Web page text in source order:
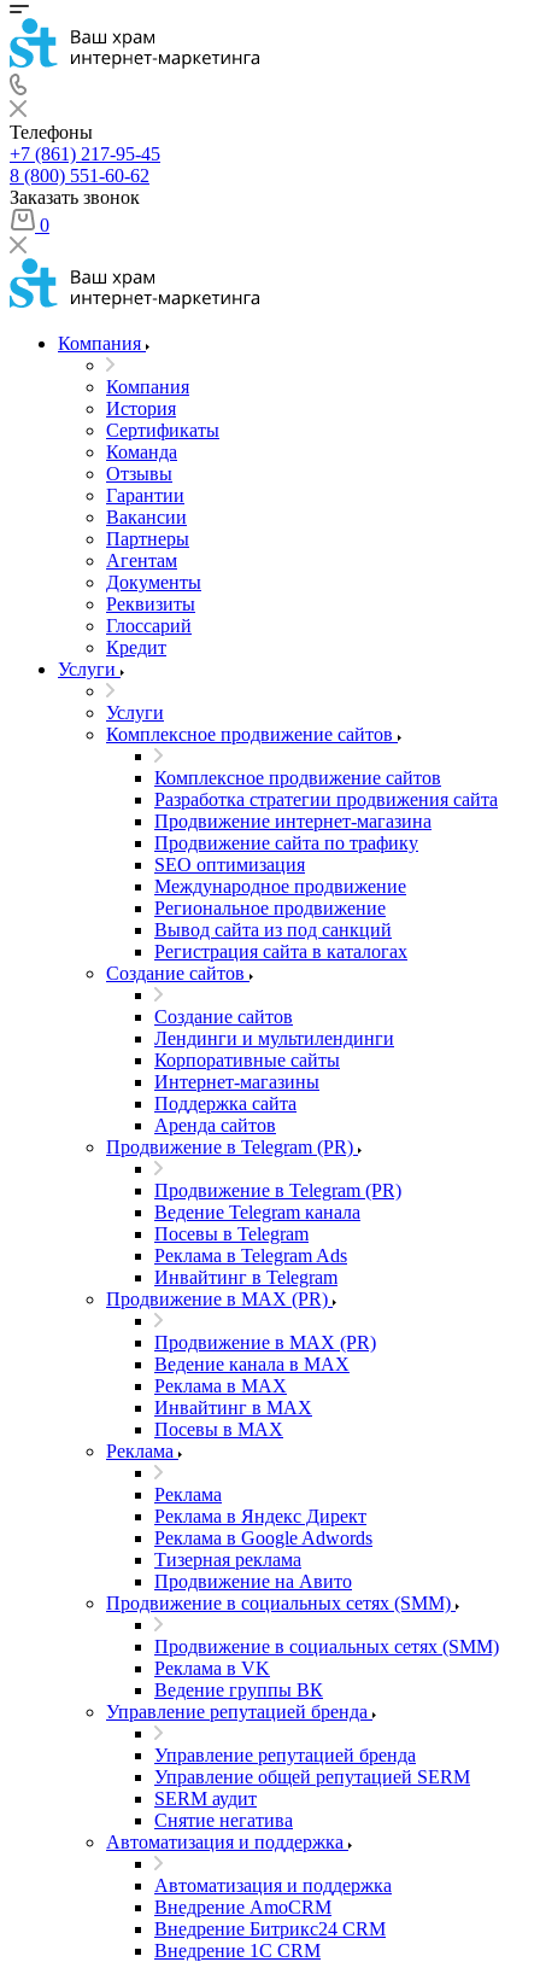
Телефоны
+7 (861) 217-95-45
8 (800) 551-60-62
Заказать звонок
0
Компания
Компания
История
Сертификаты
Команда
Отзывы
Гарантии
Вакансии
Партнеры
Агентам
Документы
Реквизиты
Глоссарий
Кредит
Услуги
Услуги
Комплексное продвижение сайтов
Комплексное продвижение сайтов
Разработка стратегии продвижения сайта
Продвижение интернет-магазина
Продвижение сайта по трафику
SEO оптимизация
Международное продвижение
Региональное продвижение
Вывод сайта из под санкций
Регистрация сайта в каталогах
Создание сайтов
Создание сайтов
Лендинги и мультилендинги
Корпоративные сайты
Интернет-магазины
Поддержка сайта
Аренда сайтов
Продвижение в Telegram (PR)
Продвижение в Telegram (PR)
Ведение Telegram канала
Посевы в Telegram
Реклама в Telegram Ads
Инвайтинг в Telegram
Продвижение в MAX (PR)
Продвижение в MAX (PR)
Ведение канала в MAX
Реклама в MAX
Инвайтинг в MAX
Посевы в MAX
Реклама
Реклама
Реклама в Яндекс Директ
Реклама в Google Adwords
Тизерная реклама
Продвижение на Авито
Продвижение в социальных сетях (SMM)
Продвижение в социальных сетях (SMM)
Реклама в VK
Ведение группы ВК
Управление репутацией бренда
Управление репутацией бренда
Управление общей репутацией SERM
SERM аудит
Снятие негатива
Автоматизация и поддержка
Автоматизация и поддержка
Внедрение AmoCRM
Внедрение Битрикс24 CRM
Внедрение 1C CRM